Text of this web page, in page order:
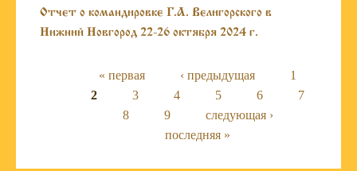
Отчет о командировке Г.А. Велигорского в
Нижний Новгород 22-26 октября 2024 г.
Страницы
« первая ‹ предыдущая
1
2
3 4 5 6
7
8
9
следующая ›
последняя »